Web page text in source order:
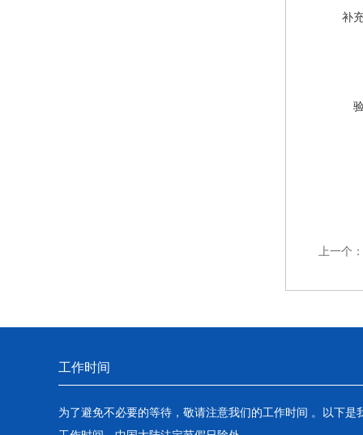
补
上一个：
工作时间
为了避免不必要的等待，敬请注意我们的工作时间 。以下是